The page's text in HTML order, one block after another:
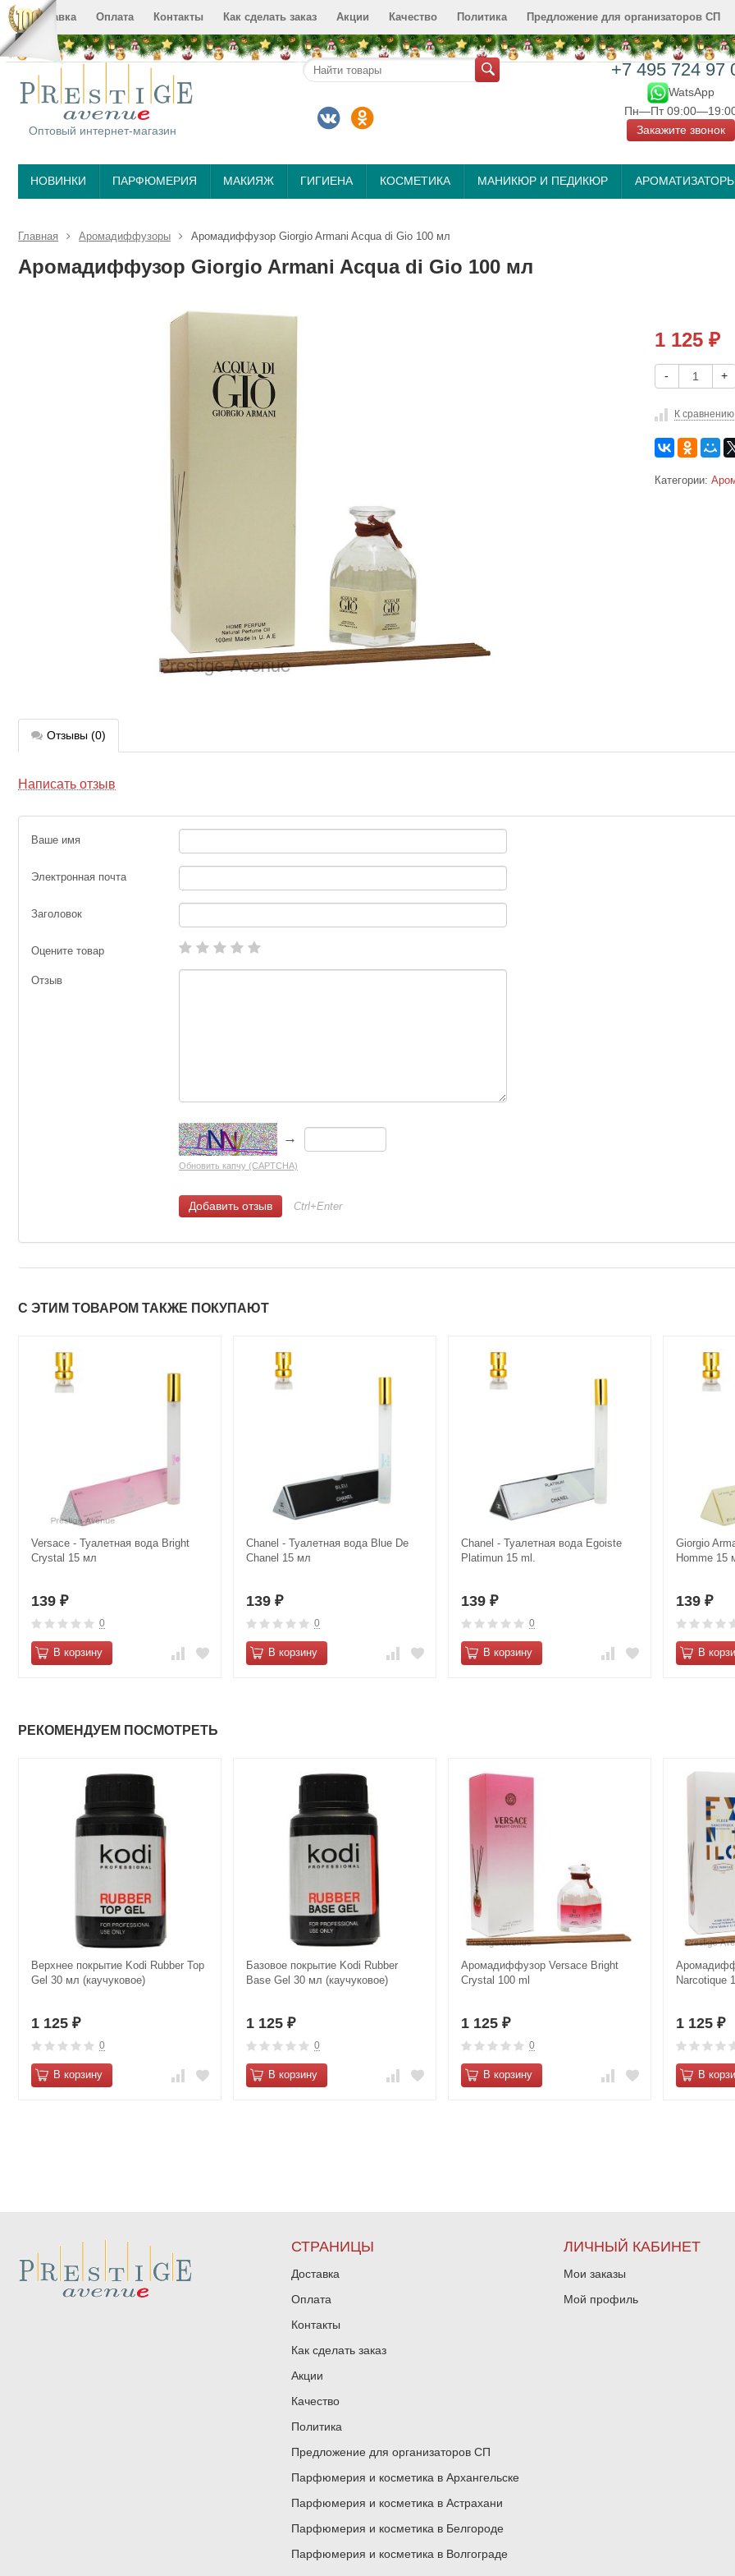
Доставка Оплата Контакты Как сделать заказ Акции Качество Политика Предложение для организаторов СП
Оптовый интернет-магазин
+7 495 724 97
WatsApp
Пн—Пт
Закажите звонок
НОВИНКИ ПАРФЮМЕРИЯ МАКИЯЖ ГИГИЕНА КОСМЕТИКА МАНИКЮР И ПЕДИКЮР
Главная Аромадиффузоры Аромадиффузор Giorgio Armani Acqua di Gio 100 мл
Аромадиффузор Giorgio Armani Acqua di Gio 100 мл
1 125 ₽
- +
К сравнению
Категории:
Отзывы (0)
Написать отзыв
Ваше имя
Электронная почта
Заголовок
Оцените товар
Отзыв
→
Обновить капчу (CAPTCHA)
Ctrl+Enter
С ЭТИМ ТОВАРОМ ТАКЖЕ ПОКУПАЮТ
Versace - Туалетная вода Bright
Crystal 15 мл
139 ₽
0
В корзину
Chanel - Туалетная вода Blue De
Chanel 15 мл
139 ₽
0
В корзину
Сhanеl - Туалетная вода Еgоiste
Plаtimun 15 ml.
139 ₽
0
В корзину
Giorgio
Homme 15
139 ₽
В
РЕКОМЕНДУЕМ ПОСМОТРЕТЬ
Верхнее покрытие Kodi Rubber Top
Gel 30 мл (каучуковое)
1 125 ₽
0
В корзину
Базовое покрытие Kodi Rubber
Base Gel 30 мл (каучуковое)
1 125 ₽
0
В корзину
Аромадиффузор Versace Bright
Crystal 100 ml
1 125 ₽
0
В корзину
Narcotique
1 125 ₽
В
СТРАНИЦЫ
Доставка
Оплата
Контакты
Как сделать заказ
Акции
Качество
Политика
Предложение для организаторов СП
Парфюмерия и косметика в Архангельске
Парфюмерия и косметика в Астрахани
Парфюмерия и косметика в Белгороде
Парфюмерия и косметика в Волгограде
ЛИЧНЫЙ КАБИНЕТ
Мои заказы
Мой профиль